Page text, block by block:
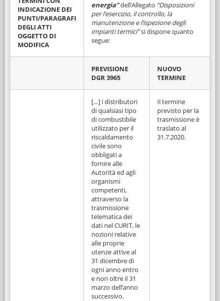
INDICAZIONE DEI
PUNTI/PARAGRAFI
DEGLI ATTI
OGGETTO DI
MODIFICA
energia”dell’Allegato “Disposizioni
per l’esercizio, il controllo, la
manutenzione e l’ispezione degli
impianti termici”si dispone quanto
segue:
PREVISIONE
DGR 3965
NUOVO
TERMINE
[…] i distributori
di qualsiasi tipo
di combustibile
utilizzato per il
riscaldamento
civile sono
obbligati a
fornire alle
Autorità ed agli
organismi
competenti,
attraverso la
trasmissione
telematica dei
dati nel CURIT, le
nozioni relative
alle proprie
utenze attive al
31 dicembre di
ogni anno entro
e non oltre il 31
marzo dell’anno
successivo.
Il termine
previsto per la
trasmissione è
traslato al
31.7.2020.